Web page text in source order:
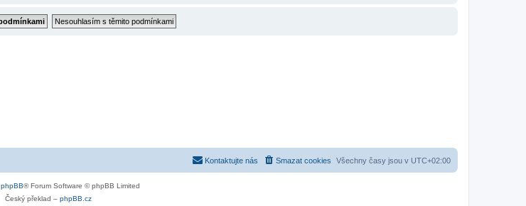
Všechny časy jsou v UTC+02:00
Smazat cookies
Kontaktujte nás
phpBB® Forum Software © phpBB Limited
Český překlad – phpBB.cz